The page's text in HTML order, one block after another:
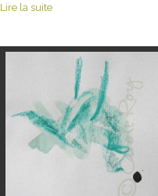
Lire la suite